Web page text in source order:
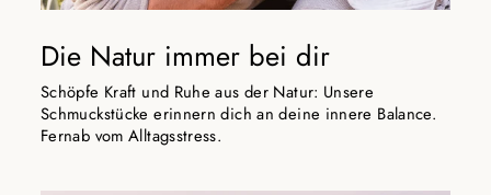
Die Natur immer bei dir
Schöpfe Kraft und Ruhe aus der Natur: Unsere
Schmuckstücke erinnern dich an deine innere Balance.
Fernab vom Alltagsstress.